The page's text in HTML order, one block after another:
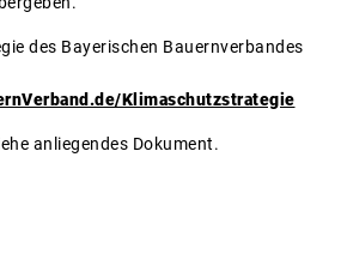
des Bayerischen Bauernverbandes
Klimaschutzstrategie
anliegendes Dokument.